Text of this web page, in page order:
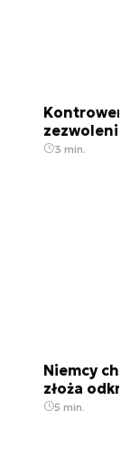
3 min.
Niemcy
złoża
5 min.